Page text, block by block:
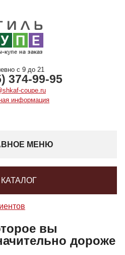
с 9 до 21
374-99-95
coupe.ru
информация
МЕНЮ
КАТАЛОГ
вы
дороже